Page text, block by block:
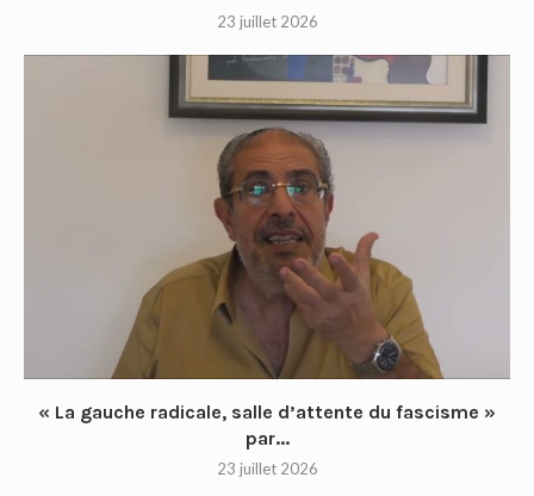
23 juillet 2026
« La gauche radicale, salle d’attente du fascisme »
par...
23 juillet 2026